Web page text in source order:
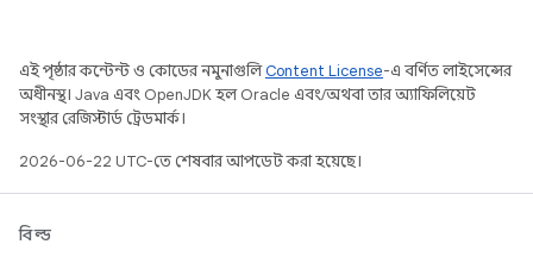
এই পৃষ্ঠার কন্টেন্ট ও কোডের নমুনাগুলিContent License-এ বর্ণিত লাইসেন্সের
অধীনস্থ। Java এবং OpenJDK হল Oracle এবং/অথবা তার অ্যাফিলিয়েট
সংস্থার রেজিস্টার্ড ট্রেডমার্ক।
2026-06-22 UTC-তে শেষবার আপডেট করা হয়েছে।
বিল্ড